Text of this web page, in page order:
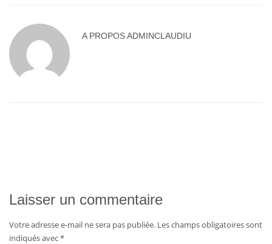
A PROPOSADMINCLAUDIU
Laisser un commentaire
Votre adresse e-mail ne sera pas publiée. Les champs obligatoires sont
indiqués avec*